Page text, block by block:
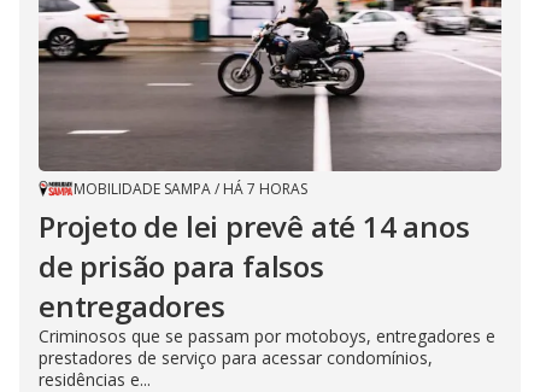
MOBILIDADE SAMPA/ HÁ 7 HORAS
Projeto de lei prevê até 14 anos
de prisão para falsos
entregadores
Criminosos que se passam por motoboys, entregadores e
prestadores de serviço para acessar condomínios,
residências e...